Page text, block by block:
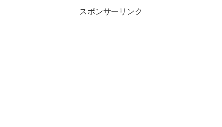
スポンサーリンク